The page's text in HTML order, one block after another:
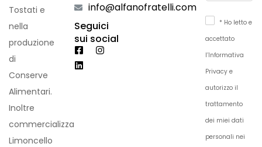
Tostati e
nella
produzione
di
Conserve
Alimentari.
Inoltre
commercializza
Limoncello
info@alfanofratelli.com
Seguici
sui social
* Ho letto e
accettato
l’Informativa
Privacy e
autorizzo il
trattamento
dei miei dati
personali nei